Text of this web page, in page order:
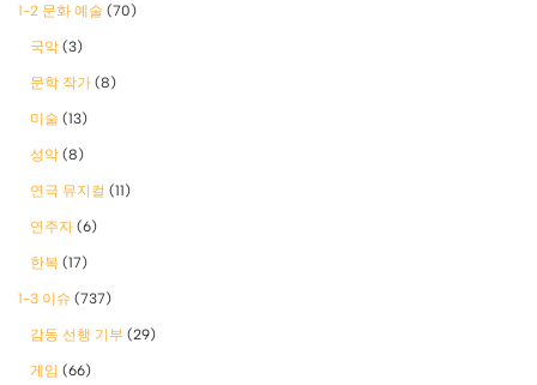
1-2 문화 예술 (70)
국악 (3)
문학 작가 (8)
미술 (13)
성악 (8)
연극 뮤지컬 (11)
연주자 (6)
한복 (17)
1-3 이슈 (737)
감동 선행 기부 (29)
게임 (66)